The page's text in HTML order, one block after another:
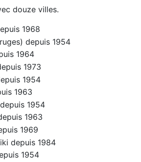
douze villes.
1968
depuis 1954
1964
1973
1954
1963
1954
1963
1969
depuis 1984
1954